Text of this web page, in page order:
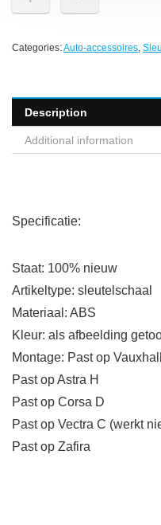
Categories:Auto-accessoires,
Description
Additional information
Specificatie:
Staat: 100% nieuw
Artikeltype: sleutelschaal
Materiaal: ABS
Kleur: als afbeelding
Montage: Past op
Past op Astra H
Past op Corsa D
Past op Vectra C (werkt
Past op Zafira